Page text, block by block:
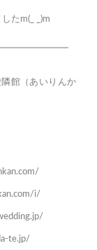
たm(_ _)m
館（あいりんか
i/
te.jp/